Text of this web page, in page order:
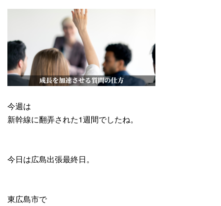
今週は
新幹線に翻弄された1週間でしたね。
今日は広島出張最終日。
東広島市で